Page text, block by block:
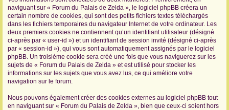
naviguant sur « Forum du Palais de Zelda », le logiciel phpBB créera un
certain nombre de cookies, qui sont des petits fichiers textes téléchargés
dans les fichiers temporaires du navigateur Internet de votre ordinateur. Les
deux premiers cookies ne contiennent qu’un identifiant utilisateur (désigné
ci-après par « user-id ») et un identifiant de session invité (désigné ci-après
par « session-id »), qui vous sont automatiquement assignés par le logiciel
phpBB. Un troisième cookie sera créé une fois que vous naviguerez sur les
sujets de « Forum du Palais de Zelda » et est utilisé pour stocker les
informations sur les sujets que vous avez lus, ce qui améliore votre
navigation sur le forum.
Nous pouvons également créer des cookies externes au logiciel phpBB tout
en naviguant sur « Forum du Palais de Zelda », bien que ceux-ci soient hors